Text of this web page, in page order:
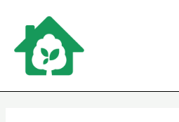
inhoud
navigatie